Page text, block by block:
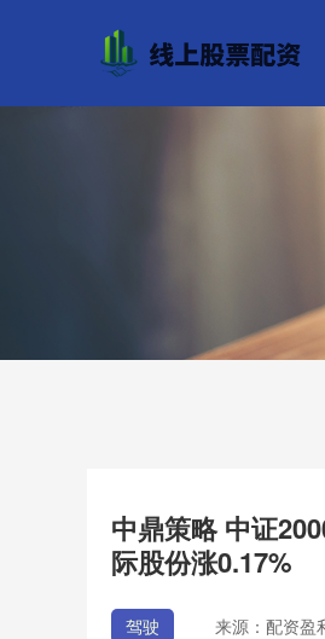
中鼎策略 中证
际股份涨0.17%
驾驶 来源：配资盈